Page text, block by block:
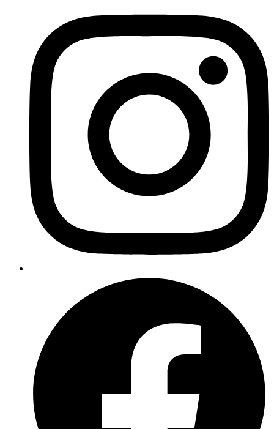
Aktuell im OUTLET erhältlich